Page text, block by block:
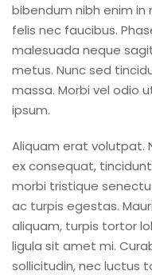
bibendum nibh enim in
felis nec faucibus.
malesuada neque
metus. Nunc sed
massa. Morbi vel odio
ipsum.
Aliquam erat volutpat.
ex consequat,
morbi tristique
ac turpis egestas.
aliquam, turpis tortor
ligula sit amet mi.
sollicitudin, nec luctus